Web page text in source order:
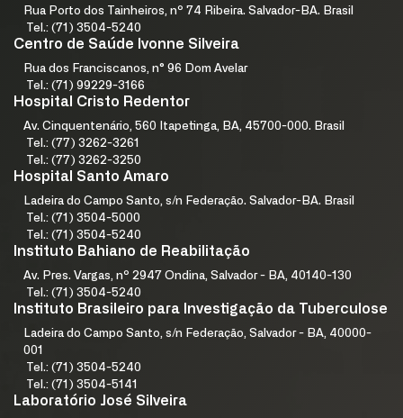
Rua Porto dos Tainheiros, nº 74 Ribeira. Salvador-BA. Brasil
Tel.: (71) 3504-5240
Centro de Saúde Ivonne Silveira
Rua dos Franciscanos, n° 96 Dom Avelar
Tel.: (71) 99229-3166
Hospital Cristo Redentor
Av. Cinquentenário, 560 Itapetinga, BA, 45700-000. Brasil
Tel.: (77) 3262-3261
Tel.: (77) 3262-3250
Hospital Santo Amaro
Ladeira do Campo Santo, s/n Federação. Salvador-BA. Brasil
Tel.: (71) 3504-5000
Tel.: (71) 3504-5240
Instituto Bahiano de Reabilitação
Av. Pres. Vargas, nº 2947 Ondina, Salvador - BA, 40140-130
Tel.: (71) 3504-5240
Instituto Brasileiro para Investigação da Tuberculose
Ladeira do Campo Santo, s/n Federação, Salvador - BA, 40000-
001
Tel.: (71) 3504-5240
Tel.: (71) 3504-5141
Laboratório José Silveira